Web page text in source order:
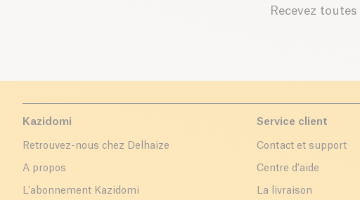
Recevez
Kazidomi
Retrouvez-nous chez Delhaize
A propos
L'abonnement Kazidomi
Service client
Contact et support
Centre d'aide
La livraison